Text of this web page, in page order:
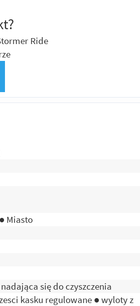
Ride
Miasto
się do czyszczenia
kasku regulowane ● wyloty z